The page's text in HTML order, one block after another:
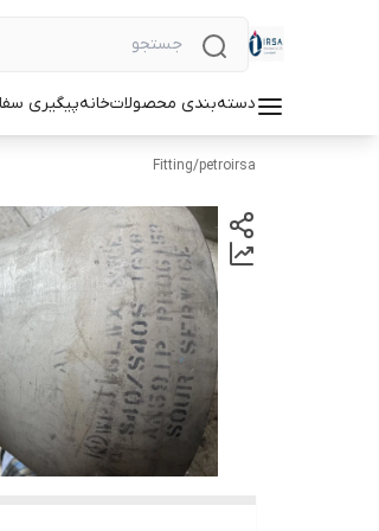
دسته‌بندی محصولاتخانهپیگیری
petroirsa
/
Fitting